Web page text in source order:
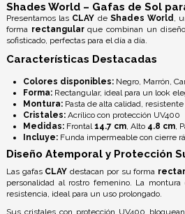
Shades World – Gafas de Sol
Presentamos las CLAY de Shades World,
forma rectangularque combinan un
sofisticado, perfectas para el día a día.
Características Destacadas
Colores disponibles: Negro, Marrón,
Forma: Rectangular, ideal para un look
Montura: Pasta de alta calidad,
Cristales: Acrílico con protección UV400
Medidas: Frontal 14.7 cm, Alto 4.8 cm,
Incluye: Funda impermeable con cierre
Diseño Atemporal y Protección
Las gafas CLAY destacan por su forma
personalidad al rostro femenino. La montura
resistencia, ideal para un uso prolongado.
Sus cristales con protección UV400